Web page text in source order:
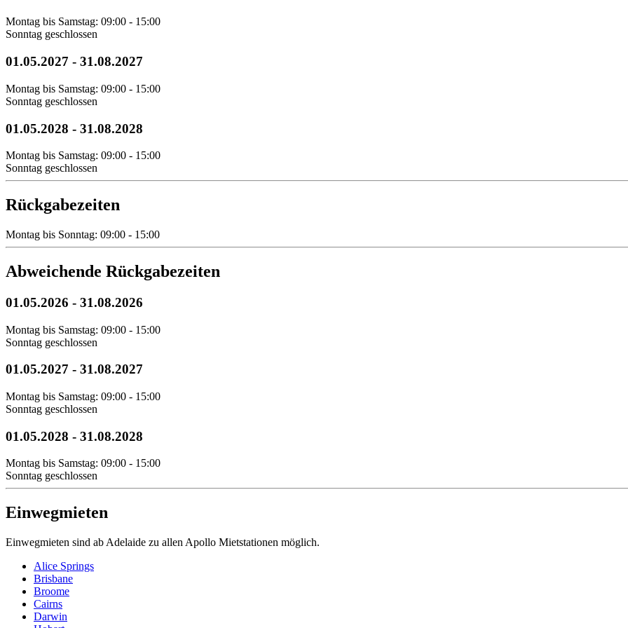
Montag bis Samstag: 09:00 - 15:00
Sonntag geschlossen
01.05.2027 - 31.08.2027
Montag bis Samstag: 09:00 - 15:00
Sonntag geschlossen
01.05.2028 - 31.08.2028
Montag bis Samstag: 09:00 - 15:00
Sonntag geschlossen
Rückgabezeiten
Montag bis Sonntag: 09:00 - 15:00
Abweichende Rückgabezeiten
01.05.2026 - 31.08.2026
Montag bis Samstag: 09:00 - 15:00
Sonntag geschlossen
01.05.2027 - 31.08.2027
Montag bis Samstag: 09:00 - 15:00
Sonntag geschlossen
01.05.2028 - 31.08.2028
Montag bis Samstag: 09:00 - 15:00
Sonntag geschlossen
Einwegmieten
Einwegmieten sind ab Adelaide zu allen Apollo Mietstationen möglich.
Alice Springs
Brisbane
Broome
Cairns
Darwin